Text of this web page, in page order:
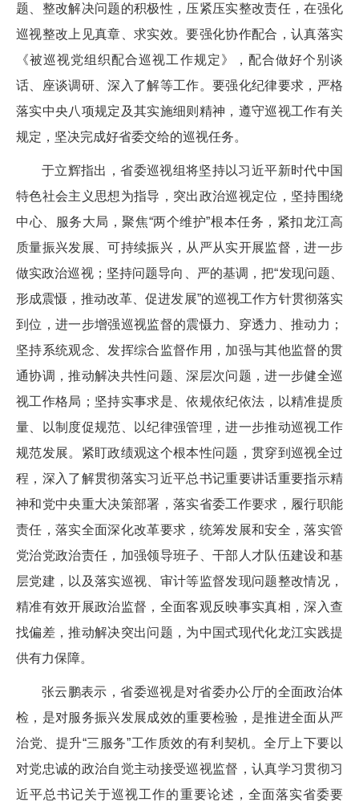
题、整改解决问题的积极性，压紧压实整改责任，在强化
巡视整改上见真章、求实效。要强化协作配合，认真落实
《被巡视党组织配合巡视工作规定》，配合做好个别谈
话、座谈调研、深入了解等工作。要强化纪律要求，严格
落实中央八项规定及其实施细则精神，遵守巡视工作有关
规定，坚决完成好省委交给的巡视任务。
于立辉指出，省委巡视组将坚持以习近平新时代中国
特色社会主义思想为指导，突出政治巡视定位，坚持围绕
中心、服务大局，聚焦“两个维护”根本任务，紧扣龙江高
质量振兴发展、可持续振兴，从严从实开展监督，进一步
做实政治巡视；坚持问题导向、严的基调，把“发现问题、
形成震慑，推动改革、促进发展”的巡视工作方针贯彻落实
到位，进一步增强巡视监督的震慑力、穿透力、推动力；
坚持系统观念、发挥综合监督作用，加强与其他监督的贯
通协调，推动解决共性问题、深层次问题，进一步健全巡
视工作格局；坚持实事求是、依规依纪依法，以精准提质
量、以制度促规范、以纪律强管理，进一步推动巡视工作
规范发展。紧盯政绩观这个根本性问题，贯穿到巡视全过
程，深入了解贯彻落实习近平总书记重要讲话重要指示精
神和党中央重大决策部署，落实省委工作要求，履行职能
责任，落实全面深化改革要求，统筹发展和安全，落实管
党治党政治责任，加强领导班子、干部人才队伍建设和基
层党建，以及落实巡视、审计等监督发现问题整改情况，
精准有效开展政治监督，全面客观反映事实真相，深入查
找偏差，推动解决突出问题，为中国式现代化龙江实践提
供有力保障。
张云鹏表示，省委巡视是对省委办公厅的全面政治体
检，是对服务振兴发展成效的重要检验，是推进全面从严
治党、提升“三服务”工作质效的有利契机。全厅上下要以
对党忠诚的政治自觉主动接受巡视监督，认真学习贯彻习
近平总书记关于巡视工作的重要论述，全面落实省委要